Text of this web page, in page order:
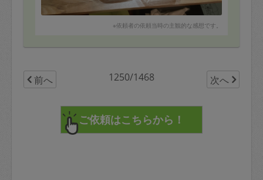
お人柄も良い方で満点です！！
あえてつけ加えると三角巾をされると※依頼者の依頼当時の主観的な感想です。
前へ 1250/1468 次へ